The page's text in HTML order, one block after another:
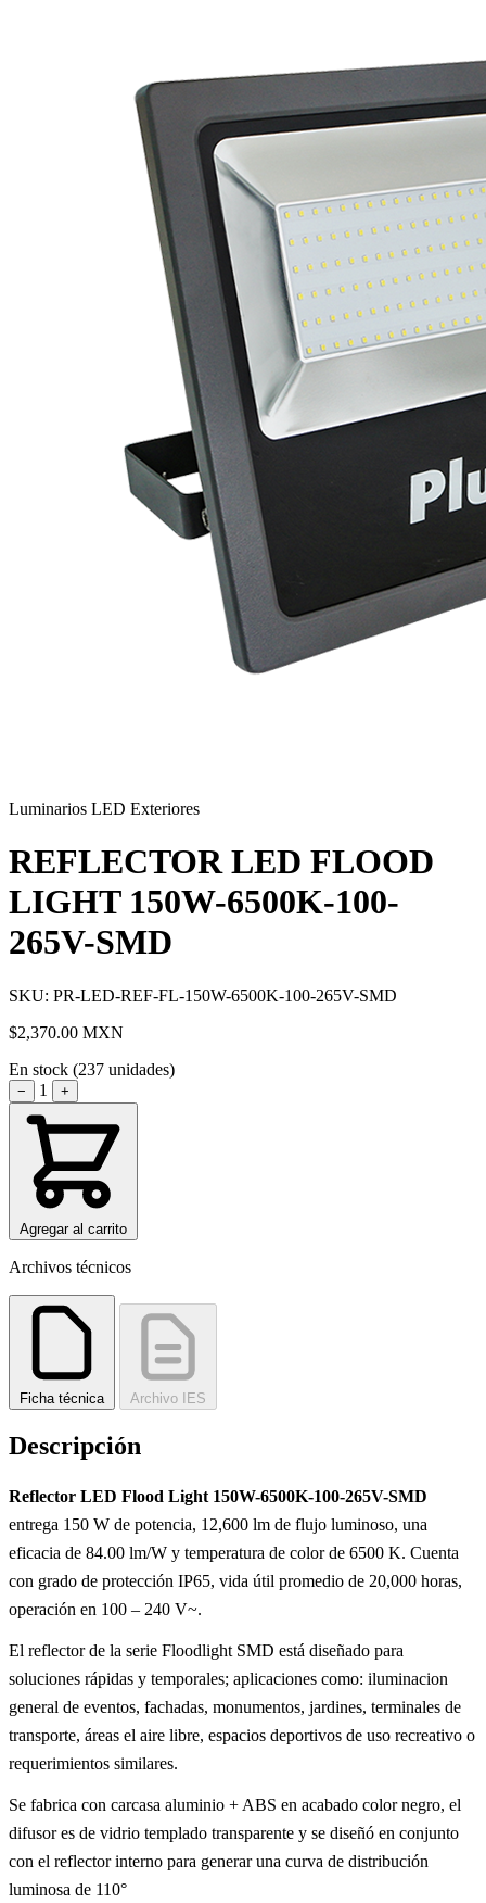
Luminarios LED Exteriores
REFLECTOR LED FLOOD
LIGHT 150W-6500K-100-
265V-SMD
SKU: PR-LED-REF-FL-150W-6500K-100-265V-SMD
$2,370.00 MXN
En stock (237 unidades)
− 1 +
Agregar al carrito
Archivos técnicos
Ficha técnica Archivo IES
Descripción
Reflector LED Flood Light 150W-6500K-100-265V-SMD
entrega 150 W de potencia, 12,600 lm de flujo luminoso, una
eficacia de 84.00 lm/W y temperatura de color de 6500 K. Cuenta
con grado de protección IP65, vida útil promedio de 20,000 horas,
operación en 100 – 240 V~.
El reflector de la serie Floodlight SMD está diseñado para
soluciones rápidas y temporales; aplicaciones como: iluminacion
general de eventos, fachadas, monumentos, jardines, terminales de
transporte, áreas el aire libre, espacios deportivos de uso recreativo o
requerimientos similares.
Se fabrica con carcasa aluminio + ABS en acabado color negro, el
difusor es de vidrio templado transparente y se diseñó en conjunto
con el reflector interno para generar una curva de distribución
luminosa de 110°